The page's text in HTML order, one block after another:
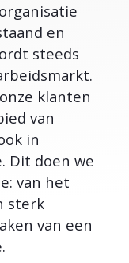
en
steeds
klanten
van
in
Dit doen we
van het
sterk
van een